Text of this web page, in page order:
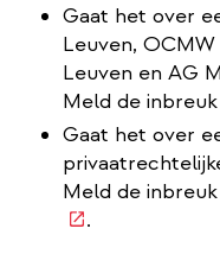
Gaat het over
Leuven,
Leuven en AG
Meld de
Gaat het over
Meld de
.